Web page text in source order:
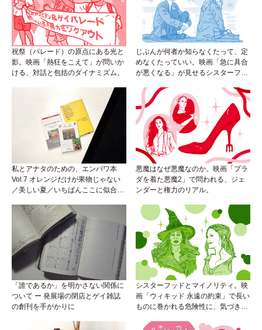
祝祭（パレード）の原点にある光と
影。映画「熱狂をこえて」が問いか
ける、対話と包括のダイナミズム。
じぶんが何者か知らなくたって、定
めなくたっていい。映画「急に具合
が悪くなる」が見せるシスターフッ
私とアナタのための、エンパワ本
Vol.7 オレンジだけが果物じゃない
／美しい夏／いちばんここに似合う
悪魔はなぜ悪魔なのか。映画「プラ
ダを着た悪魔2」で問われる、ジェ
ンダーと権力のリアル。
「誰であるか」を明かさない関係に
ついて ー 発展場の閉店とゲイ雑誌
の創刊を手がかりに
シスターフッドとマイノリティ。映
画「ウィキッド 永遠の約束」で長い
ものに巻かれる危険性に、気づき